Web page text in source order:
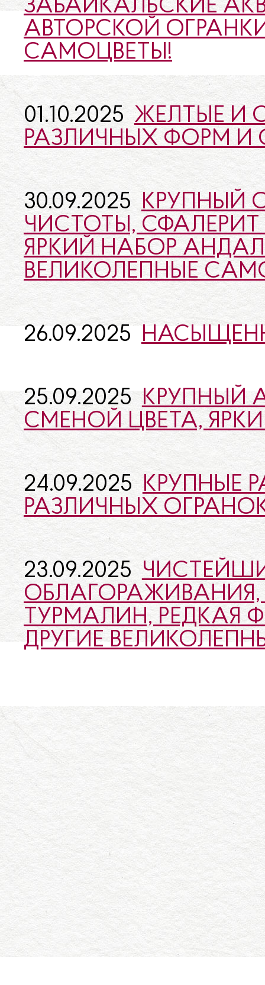
ЗАБАЙКАЛЬСКИЕ
АВТОРСКОЙ
САМОЦВЕТЫ!
01.10.2025 ЖЕЛТЫЕ И
РАЗЛИЧНЫХ ФОРМ И
30.09.2025 КРУПНЫЙ
ЧИСТОТЫ,
ЯРКИЙ НАБОР
ВЕЛИКОЛЕПНЫЕ
26.09.2025
25.09.2025 КРУПНЫЙ
СМЕНОЙ ЦВЕТА,
24.09.2025 КРУПНЫЕ
РАЗЛИЧНЫХ
23.09.2025
ТУРМАЛИН, РЕДКАЯ
ДРУГИЕ